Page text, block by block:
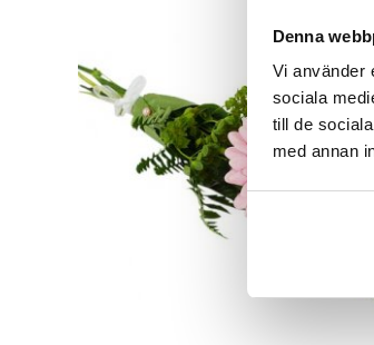
Denna
Vi använder
sociala
till de
med annan